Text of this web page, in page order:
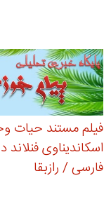
فیلم مستند
اسکاندیناوی فنلاند
فارسی / رازبقا